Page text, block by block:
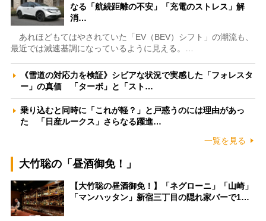
なる「航続距離の不安」「充電のストレス」解
消…
あれほどもてはやされていた「EV（BEV）シフト」の潮流も、
最近では減速基調になっているように見える。…
《雪道の対応力を検証》シビアな状況で実感した「フォレスタ
ー」の真価 「ターボ」と「スト…
乗り込むと同時に「これが軽？」と戸惑うのには理由があっ
た 「日産ルークス」さらなる躍進…
一覧を見る
大竹聡の「昼酒御免！」
【大竹聡の昼酒御免！】「ネグローニ」「山崎」
「マンハッタン」新宿三丁目の隠れ家バーで1…